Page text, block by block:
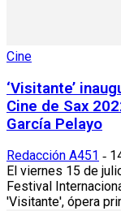
Cine
‘Visitante’
Cine de Sax
García Pelayo
Redacción A451 -
El viernes 15 de
Festival
'Visitante', ópera